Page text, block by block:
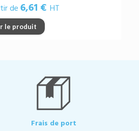
de6,61 € HT
le produit
Frais de port